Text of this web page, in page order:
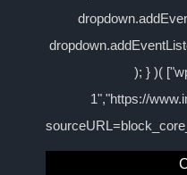
); } )(
1","https://